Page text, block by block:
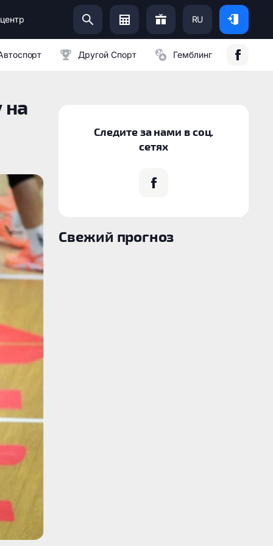
RU
Другой Спорт Гемблинг
на
Следите за нами в соц.
сетях
Свежий прогноз